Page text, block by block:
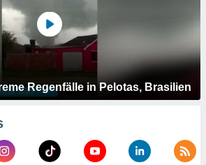
Regenfälle in Pelotas, Brasilien